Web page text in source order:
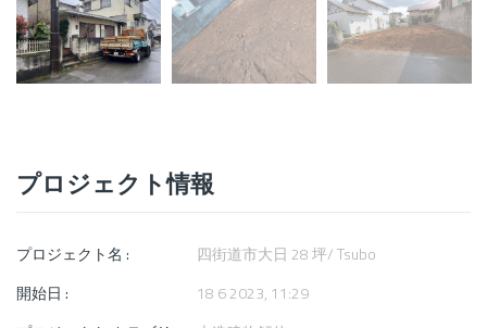
プロジェクト情報
プロジェクト名 :
四街道市大日 28 坪/ Tsubo
開始日 :
18 6 2023, 11:29